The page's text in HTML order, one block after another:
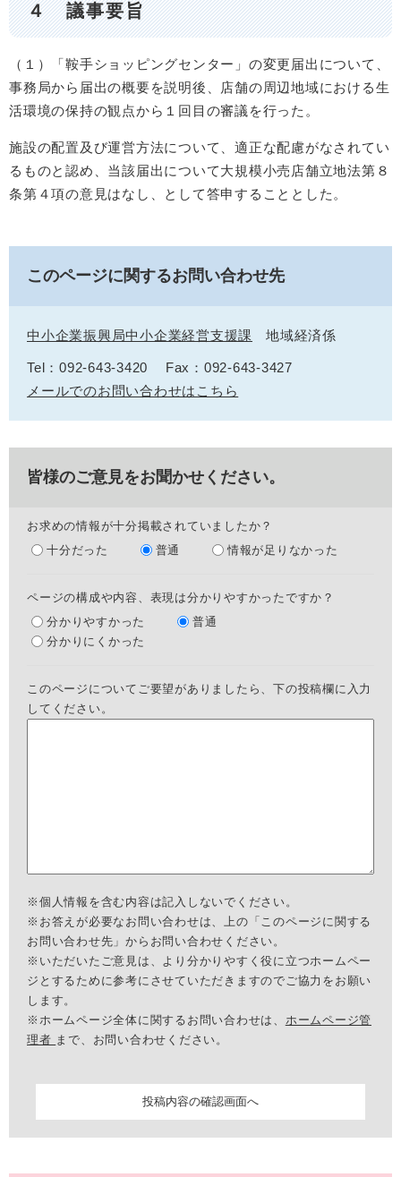
４ 議事要旨
（１）「鞍手ショッピングセンター」の変更届出について、
事務局から届出の概要を説明後、店舗の周辺地域における生
活環境の保持の観点から１回目の審議を行った。
施設の配置及び運営方法について、適正な配慮がなされてい
るものと認め、当該届出について大規模小売店舗立地法第８
条第４項の意見はなし、として答申することとした。
このページに関するお問い合わせ先
中小企業振興局中小企業経営支援課 地域経済係
Tel：092-643-3420
Fax：092-643-3427
メールでのお問い合わせはこちら
皆様のご意見をお聞かせください。
お求めの情報が十分掲載されていましたか？
十分だった
普通 情報が足りなかった
ページの構成や内容、表現は分かりやすかったですか？
分かりやすかった
普通
分かりにくかった
このページについてご要望がありましたら、下の投稿欄に入力
してください。
※個人情報を含む内容は記入しないでください。
※お答えが必要なお問い合わせは、上の「このページに関する
お問い合わせ先」からお問い合わせください。
※いただいたご意見は、より分かりやすく役に立つホームペー
ジとするために参考にさせていただきますのでご協力をお願い
します。
※ホームページ全体に関するお問い合わせは、 ホームページ管
理者 まで、お問い合わせください。